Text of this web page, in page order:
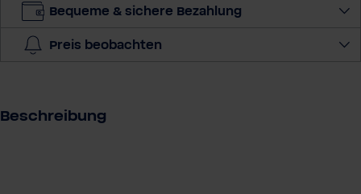
g
Bequeme & sichere Bezahlung
Preis beobachten
Beschreibung